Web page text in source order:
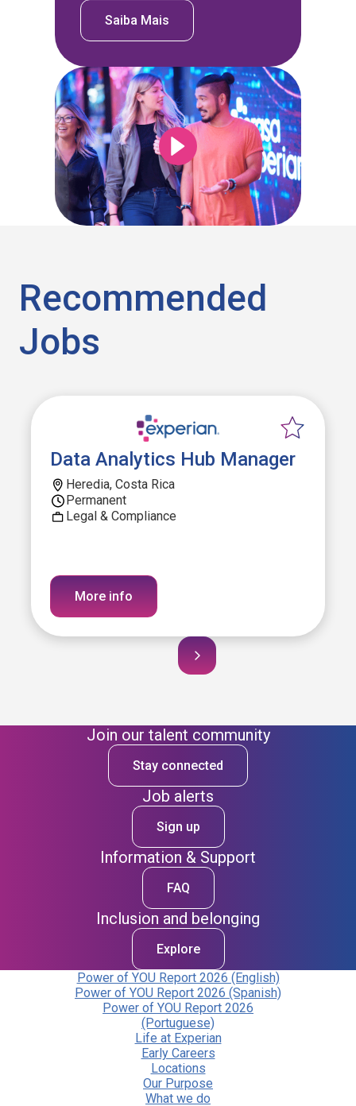
Saiba Mais
Recommended
Jobs
Data Analytics Hub Manager
Heredia, Costa Rica
Permanent
Legal & Compliance
More info
Join our talent community
Stay connected
Job alerts
Sign up
Information & Support
FAQ
Inclusion and belonging
Explore
Power of YOU Report 2026 (English)
Power of YOU Report 2026 (Spanish)
Power of YOU Report 2026
(Portuguese)
Life at Experian
Early Careers
Locations
Our Purpose
What we do